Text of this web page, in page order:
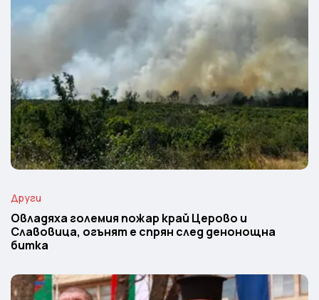
Други
Овладяха големия пожар край Церово и
Славовица, огънят е спрян след денонощна
битка